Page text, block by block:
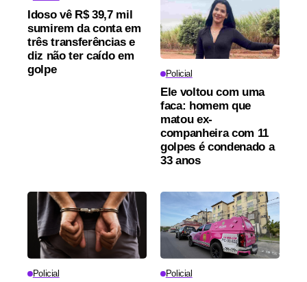
Idoso vê R$ 39,7 mil
sumirem da conta em
três transferências e
diz não ter caído em
golpe
Policial
Ele voltou com uma
faca: homem que
matou ex-
companheira com 11
golpes é condenado a
33 anos
Policial Policial